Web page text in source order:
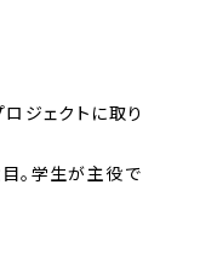
ジェクトに取り
。学生が主役で